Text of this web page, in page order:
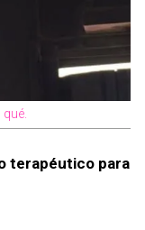
terapéutico para